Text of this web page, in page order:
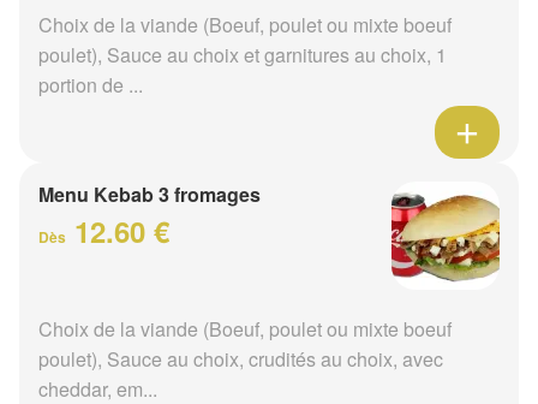
Choix de la viande (Boeuf, poulet ou mixte boeuf
poulet), Sauce au choix et garnitures au choix, 1
portion de ...
Menu Kebab 3 fromages
Dès 12.60 €
Choix de la viande (Boeuf, poulet ou mixte boeuf
poulet), Sauce au choix, crudités au choix, avec
cheddar, em...